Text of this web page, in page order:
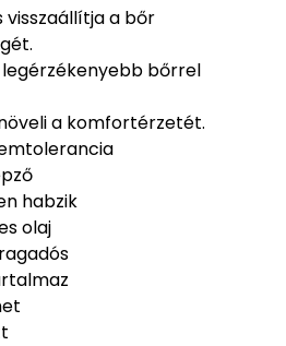
a bőr
bőrrel
a komfortérzetét.
habzik
olaj